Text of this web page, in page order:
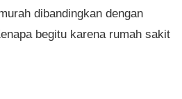
dibandingkan dengan
begitu karena rumah sakit